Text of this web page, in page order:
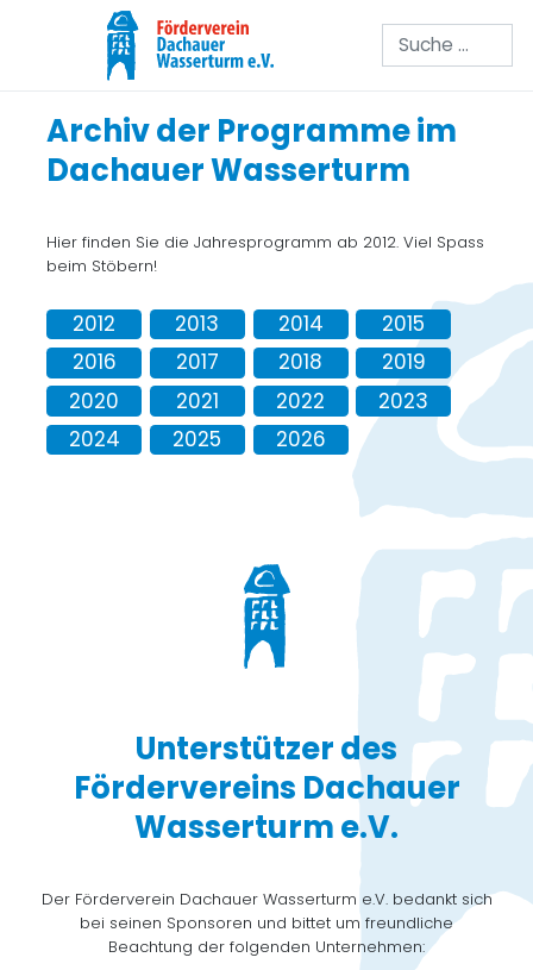
Suchen
Archiv der Programme im
Dachauer Wasserturm
Hier finden Sie die Jahresprogramm ab 2012. Viel Spass
beim Stöbern!
2012 2013 2014
2015
2016
2017 2018
2019
2020
2021 2022
2023
2024
2025 2026
Unterstützer des
Fördervereins Dachauer
Wasserturm e.V.
Der Förderverein Dachauer Wasserturm e.V. bedankt sich
bei seinen Sponsoren und bittet um freundliche
Beachtung der folgenden Unternehmen: